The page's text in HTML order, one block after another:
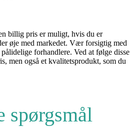
billig pris er muligt, hvis du er
øje med markedet. Vær forsigtig med
forhandlere. Ved at følge disse
men også et kvalitetsprodukt, som du
spørgsmål